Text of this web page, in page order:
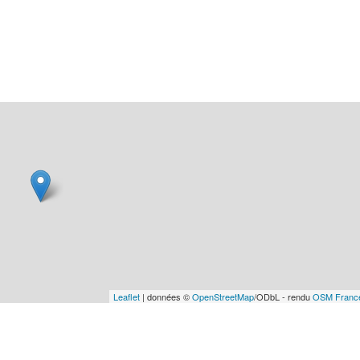
Leaflet| données ©OpenStreetMap/ODbL - renduOSM